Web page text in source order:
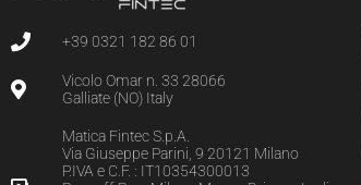
+39 0321 182 86 01
Vicolo Omar n. 33 28066
Galliate (NO) Italy
Matica Fintec S.p.A.
Via Giuseppe Parini, 9 20121 Milano
P.IVA e C.F. : IT10354300013